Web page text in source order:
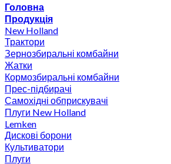
Головна
Продукція
New Holland
Трактори
Зернозбиральні комбайни
Жатки
Кормозбиральні комбайни
Прес-підбирачі
Самохідні обприскувачі
Плуги New Holland
Lemken
Дискові борони
Культиватори
Плуги